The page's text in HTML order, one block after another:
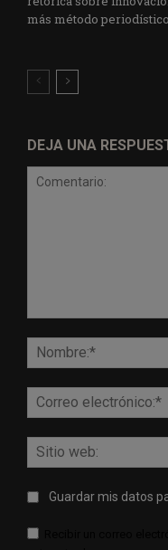
más método periodístico
DEJA UNA
Guardar mis datos